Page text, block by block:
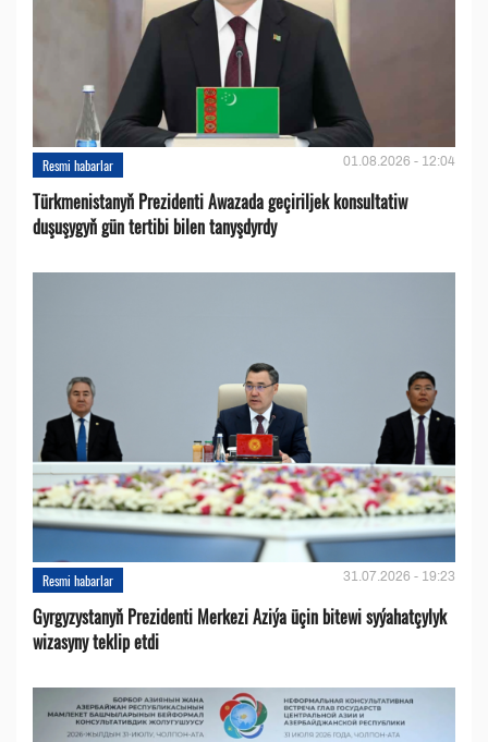
Resmi habarlar 01.08.2026 - 12:04
Türkmenistanyň Prezidenti Awazada geçiriljek konsultatiw
duşuşygyň gün tertibi bilen tanyşdyrdy
Resmi habarlar 31.07.2026 - 19:23
Gyrgyzystanyň Prezidenti Merkezi Aziýa üçin bitewi syýahatçylyk
wizasyny teklip etdi